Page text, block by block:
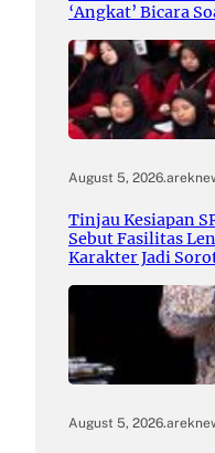
‘Angkat’ Bicara
August 5, 2026.
Tinjau Kesiapan
Sebut Fasilitas
Karakter Jadi
August 5, 2026.